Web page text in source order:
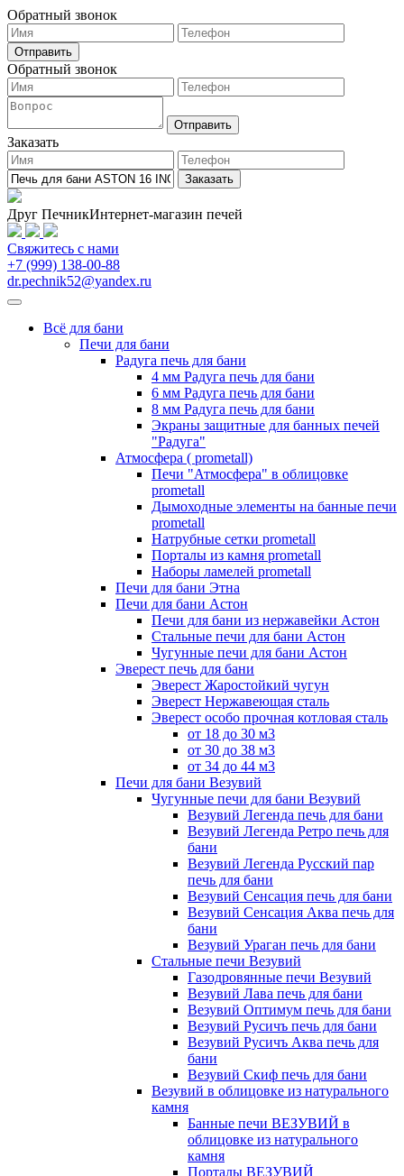
Обратный звонок
Обратный звонок
Заказать
Друг ПечникИнтернет-магазин печей
Свяжитесь с нами
+7 (999) 138-00-88
dr.pechnik52@yandex.ru
Всё для бани
Печи для бани
Радуга печь для бани
4 мм Радуга печь для бани
6 мм Радуга печь для бани
8 мм Радуга печь для бани
Экраны защитные для банных печей
"Радуга"
Атмосфера ( prometall)
Печи "Атмосфера" в облицовке
prometall
Дымоходные элементы на банные печи
prometall
Натрубные сетки prometall
Порталы из камня prometall
Наборы ламелей prometall
Печи для бани Этна
Печи для бани Астон
Печи для бани из нержавейки Астон
Стальные печи для бани Астон
Чугунные печи для бани Астон
Эверест печь для бани
Эверест Жаростойкий чугун
Эверест Нержавеющая сталь
Эверест особо прочная котловая сталь
от 18 до 30 м3
от 30 до 38 м3
от 34 до 44 м3
Печи для бани Везувий
Чугунные печи для бани Везувий
Везувий Легенда печь для бани
Везувий Легенда Ретро печь для
бани
Везувий Легенда Русский пар
печь для бани
Везувий Сенсация печь для бани
Везувий Сенсация Аква печь для
бани
Везувий Ураган печь для бани
Стальные печи Везувий
Газодровянные печи Везувий
Везувий Лава печь для бани
Везувий Оптимум печь для бани
Везувий Русичъ печь для бани
Везувий Русичъ Аква печь для
бани
Везувий Скиф печь для бани
Везувий в облицовке из натурального
камня
Банные печи ВЕЗУВИЙ в
облицовке из натурального
камня
Порталы ВЕЗУВИЙ